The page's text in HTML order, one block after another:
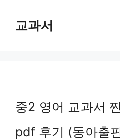
교과서
중2 영어 교과서
pdf 후기 (동아출